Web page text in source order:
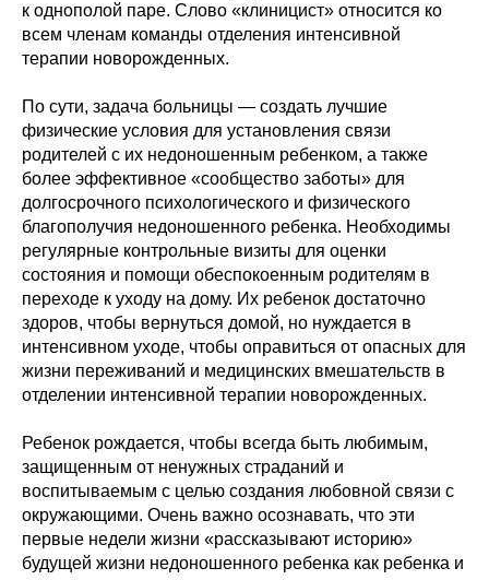
к однополой паре. Слово «клиницист» относится ко
всем членам команды отделения интенсивной
терапии новорожденных.
По сути, задача больницы — создать лучшие
физические условия для установления связи
родителей с их недоношенным ребенком, а также
более эффективное «сообщество заботы» для
долгосрочного психологического и физического
благополучия недоношенного ребенка. Необходимы
регулярные контрольные визиты для оценки
состояния и помощи обеспокоенным родителям в
переходе к уходу на дому. Их ребенок достаточно
здоров, чтобы вернуться домой, но нуждается в
интенсивном уходе, чтобы оправиться от опасных для
жизни переживаний и медицинских вмешательств в
отделении интенсивной терапии новорожденных.
Ребенок рождается, чтобы всегда быть любимым,
защищенным от ненужных страданий и
воспитываемым с целью создания любовной связи с
окружающими. Очень важно осознавать, что эти
первые недели жизни «рассказывают историю»
будущей жизни недоношенного ребенка как ребенка и